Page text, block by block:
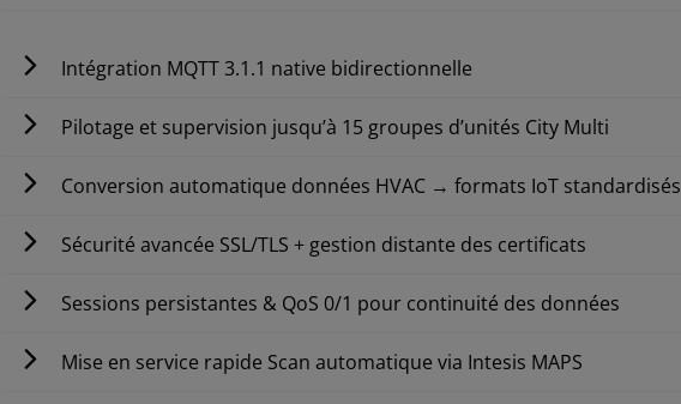
Intégration MQTT 3.1.1 native bidirectionnelle
Pilotage et supervision jusqu’à 15 groupes d’unités City Multi
Conversion automatique données HVAC → formats IoT standardisés
Sécurité avancée SSL/TLS + gestion distante des certificats
Sessions persistantes & QoS 0/1 pour continuité des données
Mise en service rapide Scan automatique via Intesis MAPS